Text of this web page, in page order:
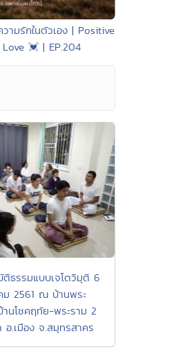
ามรักในตัวเอง | Positive
💓 | EP.204
ธรรมแบบเจโตวิมุติ 6
2561 ณ บ้านพระ
นโชคฤทัย-พระราม 2
อ.เมือง จ.สมุทรสาคร